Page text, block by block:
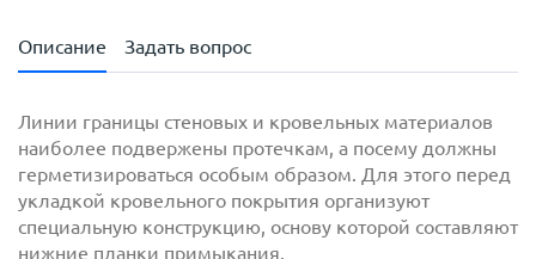
Описание Задать вопрос
Линии границы стеновых и кровельных материалов
наиболее подвержены протечкам, а посему должны
герметизироваться особым образом. Для этого перед
укладкой кровельного покрытия организуют
специальную конструкцию, основу которой составляют
нижние планки примыкания.